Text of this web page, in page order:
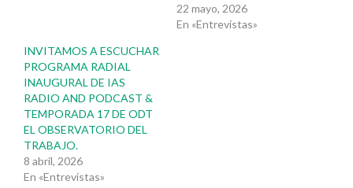
22 mayo, 2026
En «Entrevistas»
INVITAMOS A ESCUCHAR
PROGRAMA RADIAL
INAUGURAL DE IAS
RADIO AND PODCAST &
TEMPORADA 17 DE ODT
EL OBSERVATORIO DEL
TRABAJO.
8 abril, 2026
En «Entrevistas»